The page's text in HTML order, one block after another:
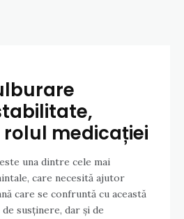
rolul medicației
una dintre cele mai
care necesită ajutor
care se confruntă cu această
susținere, dar și de